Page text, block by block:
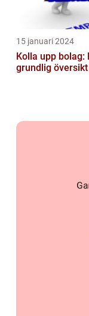
15 januari 2024
Kolla upp bolag:
grundlig översikt